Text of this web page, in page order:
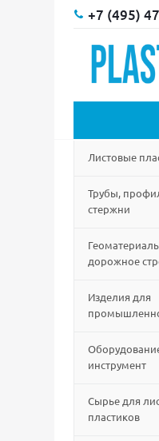
+7 (495)
Листовые
Трубы,
стержни
дорожное
Изделия для
инструмент
Сырье для
пластиков